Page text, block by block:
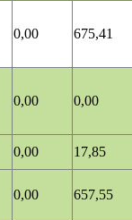
0,00 675,41
0,00 0,00
0,00
17,85
0,00 657,55